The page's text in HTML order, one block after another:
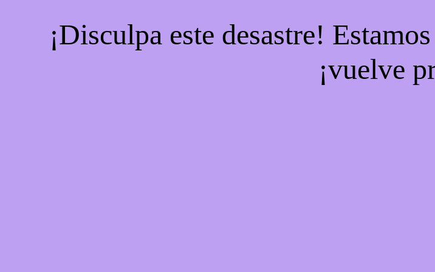
¡Disculpa este desastre!
¡vuelve